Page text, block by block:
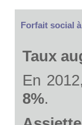
Forfait social
Taux
En
8%.